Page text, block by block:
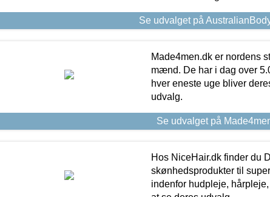
Se udvalget på
Made4men.dk er nordens
mænd. De har i dag over
hver eneste uge bliver
udvalg.
Se udvalget på
Hos NiceHair.dk finder du
skønhedsprodukter til
indenfor hudpleje,